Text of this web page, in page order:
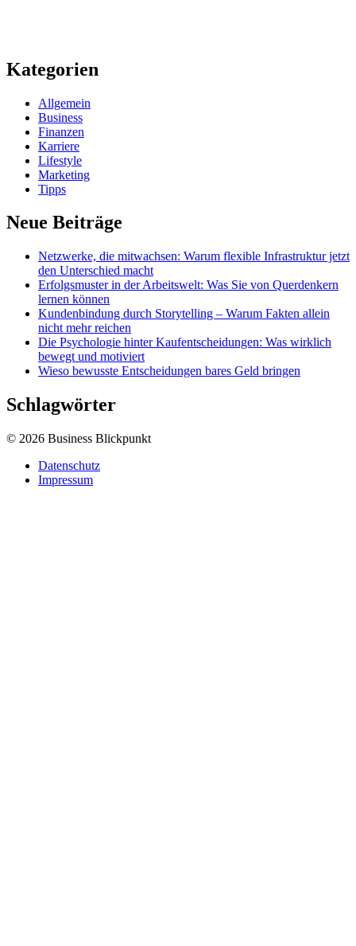
Kategorien
Allgemein
Business
Finanzen
Karriere
Lifestyle
Marketing
Tipps
Neue Beiträge
Netzwerke, die mitwachsen: Warum flexible Infrastruktur jetzt
den Unterschied macht
Erfolgsmuster in der Arbeitswelt: Was Sie von Querdenkern
lernen können
Kundenbindung durch Storytelling – Warum Fakten allein
nicht mehr reichen
Die Psychologie hinter Kaufentscheidungen: Was wirklich
bewegt und motiviert
Wieso bewusste Entscheidungen bares Geld bringen
Schlagwörter
© 2026 Business Blickpunkt
Datenschutz
Impressum